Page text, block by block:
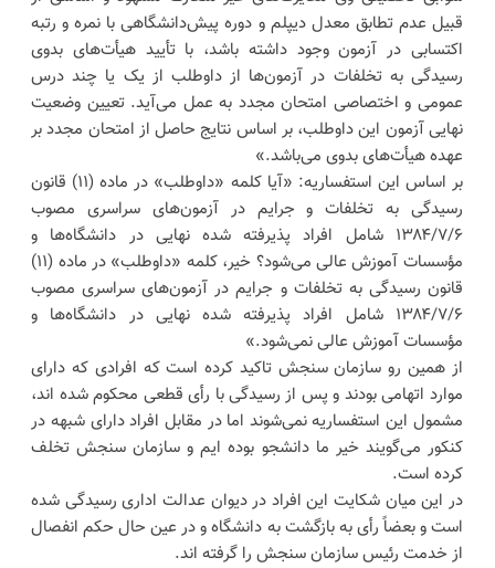
قبیل عدم تطابق معدل دیپلم و دوره پیش‌دانشگاهی با نمره و رتبه
اکتسابی در آزمون وجود داشته باشد، با تأیید هیأت‌های بدوی
رسیدگی به تخلفات در آزمون‌ها از داوطلب از یک یا چند درس
عمومی و اختصاصی امتحان مجدد به عمل می‌آید. تعیین وضعیت
نهایی آزمون این داوطلب، بر اساس نتایج حاصل از امتحان مجدد بر
عهده هیأت‌های بدوی می‌باشد.»
بر اساس این استفساریه: «آیا کلمه «داوطلب» در ماده (۱۱) قانون
رسیدگی به تخلفات و جرایم در آزمون‌های سراسری مصوب
۱۳۸۴/۷/۶ شامل افراد پذیرفته شده نهایی در دانشگاه‌ها و
مؤسسات آموزش عالی می‌شود؟ خیر، کلمه «داوطلب» در ماده (۱۱)
قانون رسیدگی به تخلفات و جرایم در آزمون‌های سراسری مصوب
۱۳۸۴/۷/۶ شامل افراد پذیرفته شده نهایی در دانشگاه‌ها و
مؤسسات آموزش عالی نمی‌شود.»
از همین رو سازمان سنجش تاکید کرده است که افرادی که دارای
موارد اتهامی بودند و پس از رسیدگی با رأی قطعی محکوم شده اند،
مشمول این استفساریه نمی‌شوند اما در مقابل افراد دارای شبهه در
کنکور می‌گویند خیر ما دانشجو بوده ایم و سازمان سنجش تخلف
کرده است.
در این میان شکایت این افراد در دیوان عدالت اداری رسیدگی شده
است و بعضاً رأی به بازگشت به دانشگاه و در عین حال حکم انفصال
از خدمت رئیس سازمان سنجش را گرفته اند.